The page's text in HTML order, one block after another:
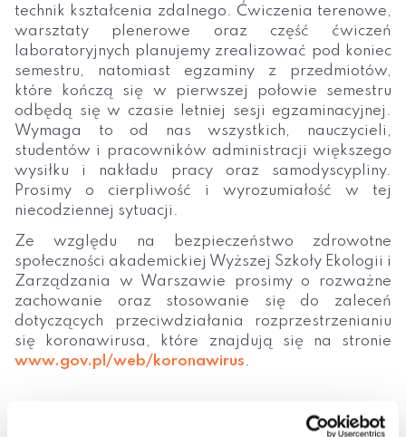
technik kształcenia zdalnego. Ćwiczenia terenowe,
warsztaty plenerowe oraz część ćwiczeń
laboratoryjnych planujemy zrealizować pod koniec
semestru, natomiast egzaminy z przedmiotów,
które kończą się w pierwszej połowie semestru
odbędą się w czasie letniej sesji egzaminacyjnej.
Wymaga to od nas wszystkich, nauczycieli,
studentów i pracowników administracji większego
wysiłku i nakładu pracy oraz samodyscypliny.
Prosimy o cierpliwość i wyrozumiałość w tej
niecodziennej sytuacji.
Ze względu na bezpieczeństwo zdrowotne
społeczności akademickiej Wyższej Szkoły Ekologii i
Zarządzania w Warszawie prosimy o rozważne
zachowanie oraz stosowanie się do zaleceń
dotyczących przeciwdziałania rozprzestrzenianiu
się koronawirusa, które znajdują się na stronie
www.gov.pl/web/koronawirus.